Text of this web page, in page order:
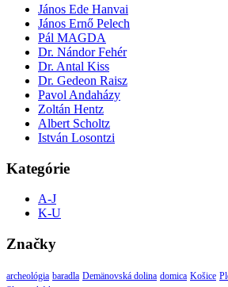
János Ede Hanvai
János Ernő Pelech
Pál MAGDA
Dr. Nándor Fehér
Dr. Antal Kiss
Dr. Gedeon Raisz
Pavol Andaházy
Zoltán Hentz
Albert Scholtz
István Losontzi
Kategórie
A-J
K-U
Značky
archeológia baradla Demänovská dolina domica Košice